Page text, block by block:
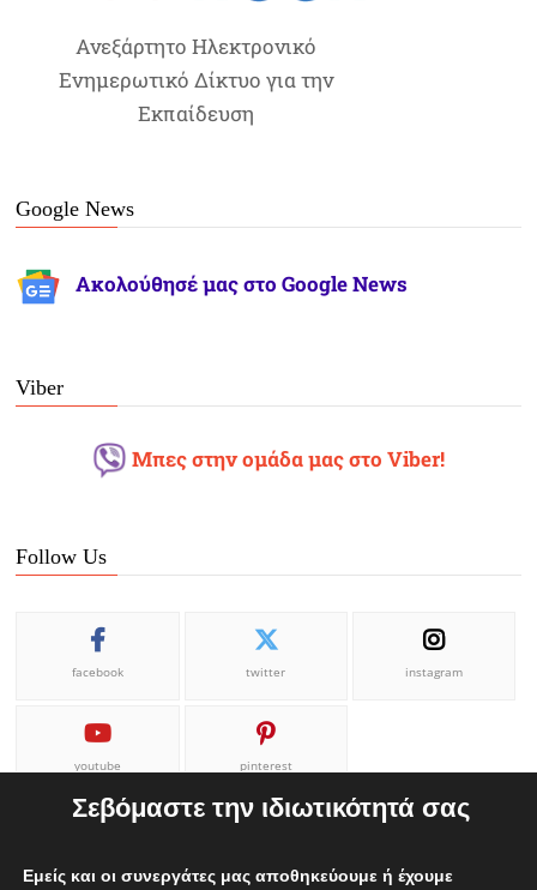
Ανεξάρτητο Ηλεκτρονικό
Ενημερωτικό Δίκτυο για την
Εκπαίδευση
Google News
Ακολούθησέ μας στο Google News
Viber
Μπες στην ομάδα μας στο Viber!
Follow Us
facebook twitter instagram
youtube pinterest
Σεβόμαστε την ιδιωτικότητά σας
Εμείς και οι συνεργάτες μας αποθηκεύουμε ή έχουμε